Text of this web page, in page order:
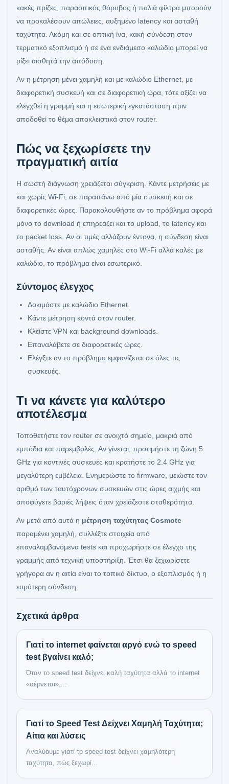
κακές πρίζες, παρασιτικός θόρυβος ή παλιά φίλτρα μπορούν
να προκαλέσουν απώλειες, αυξημένο latency και ασταθή
ταχύτητα. Ακόμη και σε οπτική ίνα, κακή σύνδεση στον
τερματικό εξοπλισμό ή σε ένα ενδιάμεσο καλώδιο μπορεί να
ρίξει αισθητά την απόδοση.
Αν η μέτρηση μένει χαμηλή και με καλώδιο Ethernet, με
διαφορετική συσκευή και σε διαφορετική ώρα, τότε αξίζει να
ελεγχθεί η γραμμή και η εσωτερική εγκατάσταση πριν
αποδοθεί το θέμα αποκλειστικά στον router.
Πώς να ξεχωρίσετε την
πραγματική αιτία
Η σωστή διάγνωση χρειάζεται σύγκριση. Κάντε μετρήσεις με
και χωρίς Wi-Fi, σε παραπάνω από μία συσκευή και σε
διαφορετικές ώρες. Παρακολουθήστε αν το πρόβλημα αφορά
μόνο το download ή επηρεάζει και το upload, το latency και
το packet loss. Αν οι τιμές αλλάζουν έντονα, η σύνδεση είναι
ασταθής. Αν είναι απλώς χαμηλές στο Wi-Fi αλλά καλές με
καλώδιο, το πρόβλημα είναι εσωτερικό.
Σύντομος έλεγχος
Δοκιμάστε με καλώδιο Ethernet.
Κάντε μέτρηση κοντά στον router.
Κλείστε VPN και background downloads.
Επαναλάβετε σε διαφορετικές ώρες.
Ελέγξτε αν το πρόβλημα εμφανίζεται σε όλες τις
συσκευές.
Τι να κάνετε για καλύτερο
αποτέλεσμα
Τοποθετήστε τον router σε ανοιχτό σημείο, μακριά από
εμπόδια και παρεμβολές. Αν γίνεται, προτιμήστε τη ζώνη 5
GHz για κοντινές συσκευές και κρατήστε το 2.4 GHz για
μεγαλύτερη εμβέλεια. Ενημερώστε το firmware, μειώστε τον
αριθμό των ταυτόχρονων συσκευών στις ώρες αιχμής και
αποφύγετε βαριές λήψεις όταν χρειάζεστε σταθερότητα.
Αν μετά από αυτά η μέτρηση ταχύτητας Cosmote
παραμένει χαμηλή, συλλέξτε στοιχεία από
επαναλαμβανόμενα tests και προχωρήστε σε έλεγχο της
γραμμής από τεχνική υποστήριξη. Έτσι θα ξεχωρίσετε
γρήγορα αν η αιτία είναι το τοπικό δίκτυο, ο εξοπλισμός ή η
ευρύτερη σύνδεση.
Σχετικά άρθρα
Γιατί το internet φαίνεται αργό ενώ το speed
test βγαίνει καλό;
Όταν το speed test δείχνει καλή ταχύτητα αλλά το internet
«σέρνεται»,...
Γιατί το Speed Test Δείχνει Χαμηλή Ταχύτητα;
Αίτια και λύσεις
Αναλύουμε γιατί το speed test δείχνει χαμηλότερη
ταχύτητα, πώς ξεχωρί...